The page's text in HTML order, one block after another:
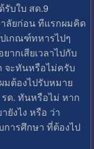
บใบ สด.9
ลัยก่อน ทีแรกผมคิด
เกณฑ์ทหารไปๆ
ากเสียเวลาไปกับ
จะทันหรือไม่ครับ
มต้องไปรับหมาย
รด. ทันหรือไม่ หาก
ยังไง หรือ ว่า
การศึกษา ที่ต้องไป